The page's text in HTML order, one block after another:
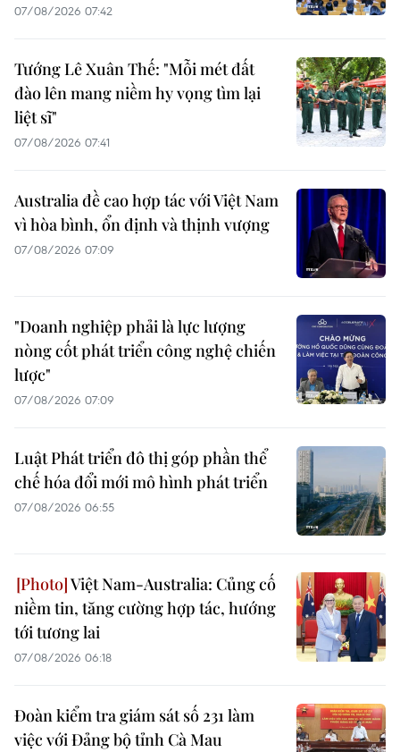
07/08/2026 07:42
Tướng Lê Xuân Thế: "Mỗi mét đất
đào lên mang niềm hy vọng tìm lại
liệt sĩ"
07/08/2026 07:41
Australia đề cao hợp tác với Việt Nam
vì hòa bình, ổn định và thịnh vượng
07/08/2026 07:09
"Doanh nghiệp phải là lực lượng
nòng cốt phát triển công nghệ chiến
lược"
07/08/2026 07:09
Luật Phát triển đô thị góp phần thể
chế hóa đổi mới mô hình phát triển
07/08/2026 06:55
Việt Nam-Australia: Củng cố
niềm tin, tăng cường hợp tác, hướng
tới tương lai
07/08/2026 06:18
Đoàn kiểm tra giám sát số 231 làm
việc với Đảng bộ tỉnh Cà Mau